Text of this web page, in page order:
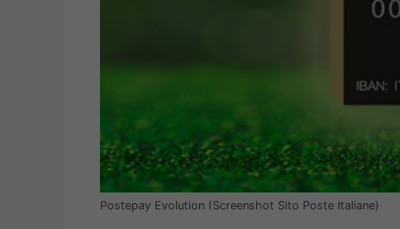
Postepay Evolution (Screenshot Sito Poste Italiane)